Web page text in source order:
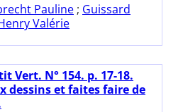
Pauline ; Guissard
Valérie
Vert. N° 154. p. 17-18.
dessins et faites faire de